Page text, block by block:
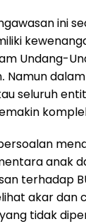
ini
Undang-
Namun
seluruh
anak
terhadap
akar dan
tidak